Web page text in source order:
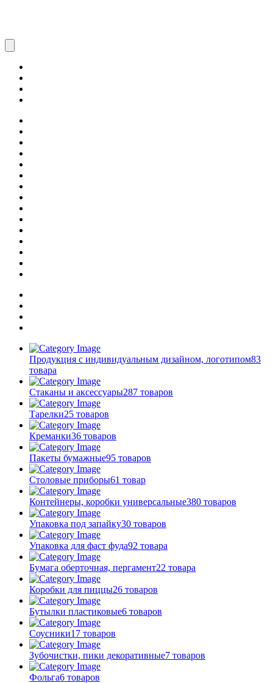
Продукция с индивидуальным дизайном, логотипом83
товара
Стаканы и аксессуары287 товаров
Тарелки25 товаров
Креманки36 товаров
Пакеты бумажные95 товаров
Столовые приборы61 товар
Контейнеры, коробки универсальные380 товаров
Упаковка под запайку30 товаров
Упаковка для фаст фуда92 товара
Бумага оберточная, пергамент22 товара
Коробки для пиццы26 товаров
Бутылки пластиковые6 товаров
Соусники17 товаров
Зубочистки, пики декоративные7 товаров
Фольга6 товаров